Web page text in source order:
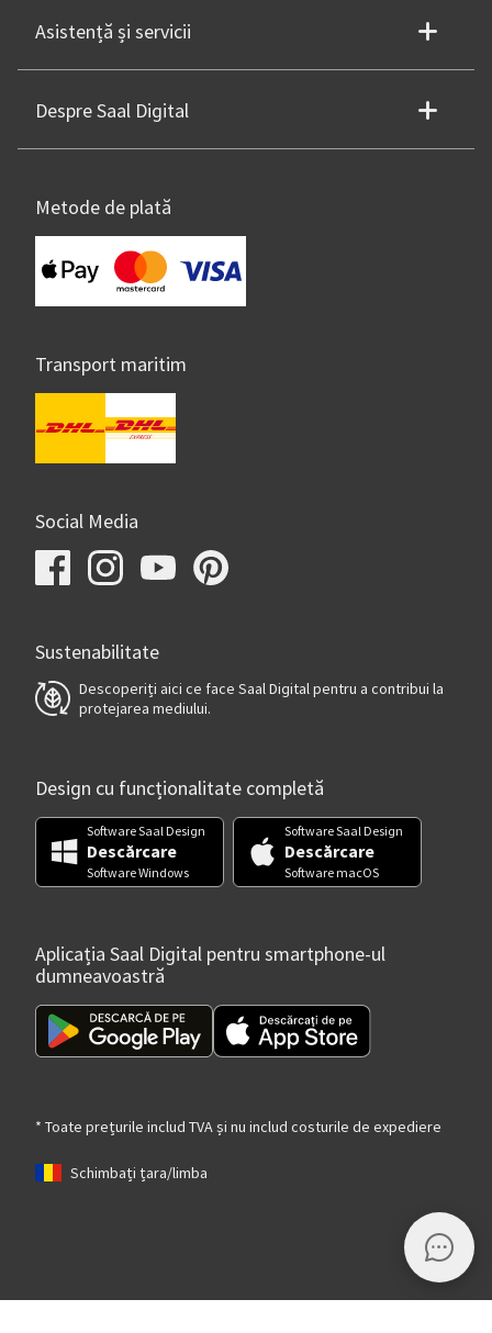
Asistență și servicii
Despre Saal Digital
Metode de plată
Transport maritim
Social Media
Sustenabilitate
Descoperiți aici ce face Saal Digital pentru a contribui la
protejarea mediului.
Design cu funcționalitate completă
Software Saal Design
Descărcare
Software Windows
Software Saal Design
Descărcare
Software macOS
Aplicația Saal Digital pentru smartphone-ul
dumneavoastră
* Toate prețurile includ TVA și nu includ costurile de expediere
Schimbați țara/limba